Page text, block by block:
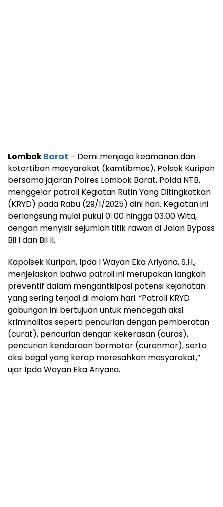
LombokBarat – Demi menjaga keamanan dan
ketertiban masyarakat (kamtibmas), Polsek Kuripan
bersama jajaran Polres Lombok Barat, Polda NTB,
menggelar patroli Kegiatan Rutin Yang Ditingkatkan
(KRYD) pada Rabu (29/1/2025) dini hari. Kegiatan ini
berlangsung mulai pukul 01.00 hingga 03.00 Wita,
dengan menyisir sejumlah titik rawan di Jalan Bypass
Bil I dan Bil II.
Kapolsek Kuripan, Ipda I Wayan Eka Ariyana, S.H.,
menjelaskan bahwa patroli ini merupakan langkah
preventif dalam mengantisipasi potensi kejahatan
yang sering terjadi di malam hari. “Patroli KRYD
gabungan ini bertujuan untuk mencegah aksi
kriminalitas seperti pencurian dengan pemberatan
(curat), pencurian dengan kekerasan (curas),
pencurian kendaraan bermotor (curanmor), serta
aksi begal yang kerap meresahkan masyarakat,”
ujar Ipda Wayan Eka Ariyana.